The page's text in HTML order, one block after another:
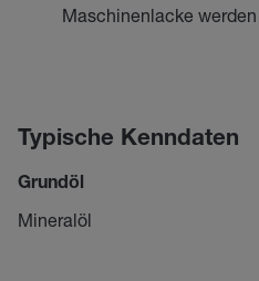
Maschinenlacke
Typische Kenndaten
Grundöl
Mineralöl